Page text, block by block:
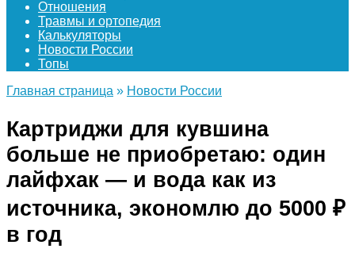
Отношения
Травмы и ортопедия
Калькуляторы
Новости России
Топы
Главная страница » Новости России
Картриджи для кувшина
больше не приобретаю: один
лайфхак — и вода как из
источника, экономлю до 5000 ₽
в год